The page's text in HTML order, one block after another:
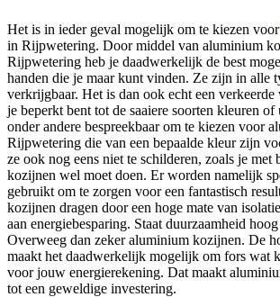
Het is in ieder geval mogelijk om te kiezen voor
in Rijpwetering. Door middel van aluminium
Rijpwetering heb je daadwerkelijk de best
handen die je maar kunt vinden. Ze zijn in alle
verkrijgbaar. Het is dan ook echt een
je beperkt bent tot de saaiere soorten kleuren
onder andere bespreekbaar om te kiezen voor
Rijpwetering die van een bepaalde kleur zijn
ze ook nog eens niet te schilderen, zoals je met
kozijnen wel moet doen. Er worden namelijk
gebruikt om te zorgen voor een fantastisch
kozijnen dragen door een hoge mate van
aan energiebesparing. Staat duurzaamheid
Overweeg dan zeker aluminium kozijnen. De
maakt het daadwerkelijk mogelijk om fors wat
voor jouw energierekening. Dat maakt
tot een geweldige investering.